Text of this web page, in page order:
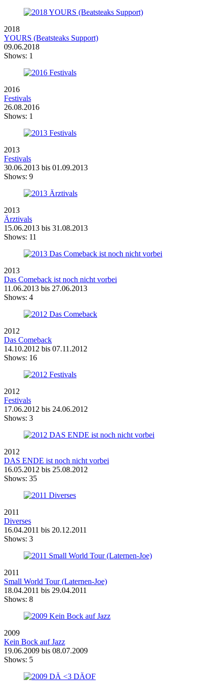
2018
YOURS (Beatsteaks Support)
09.06.2018
Shows: 1
2016
Festivals
26.08.2016
Shows: 1
2013
Festivals
30.06.2013 bis 01.09.2013
Shows: 9
2013
Ärztivals
15.06.2013 bis 31.08.2013
Shows: 11
2013
Das Comeback ist noch nicht vorbei
11.06.2013 bis 27.06.2013
Shows: 4
2012
Das Comeback
14.10.2012 bis 07.11.2012
Shows: 16
2012
Festivals
17.06.2012 bis 24.06.2012
Shows: 3
2012
DAS ENDE ist noch nicht vorbei
16.05.2012 bis 25.08.2012
Shows: 35
2011
Diverses
16.04.2011 bis 20.12.2011
Shows: 3
2011
Small World Tour (Laternen-Joe)
18.04.2011 bis 29.04.2011
Shows: 8
2009
Kein Bock auf Jazz
19.06.2009 bis 08.07.2009
Shows: 5